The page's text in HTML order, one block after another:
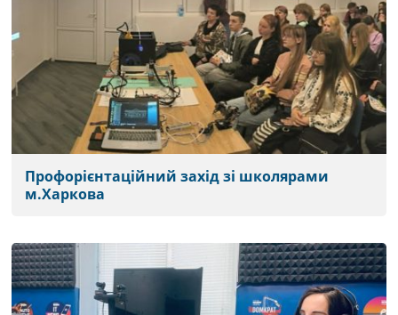
Профорієнтаційний захід зі школярами
м.Харкова